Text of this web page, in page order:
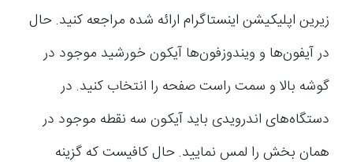
زیرین اپلیکیشن اینستاگرام ارائه شده مراجعه کنید. حال
در آیفون‌ها و ویندوزفون‌ها آیکون خورشید موجود در
گوشه بالا و سمت راست صفحه را انتخاب کنید. در
دستگاه‌های اندرویدی باید آیکون سه نقطه موجود در
همان بخش را لمس نمایید. حال کافیست که گزینه